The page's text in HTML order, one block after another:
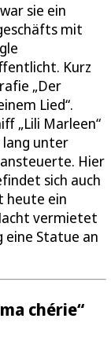
sie ein
mit
Kurz
„Der
Lied“.
„Lili Marleen“
lang unter
Hier
sich auch
heute ein
vermietet
eine Statue an
chérie“